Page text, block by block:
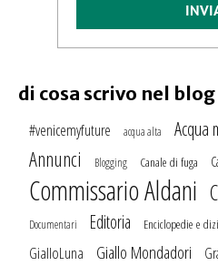
di cosa scrivo nel blog
#venicemyfuture acqua alta Acqua
Annunci Blogging Canale di fuga
Commissario Aldani
Documentari Editoria Enciclopedie e
GialloLuna Giallo Mondadori